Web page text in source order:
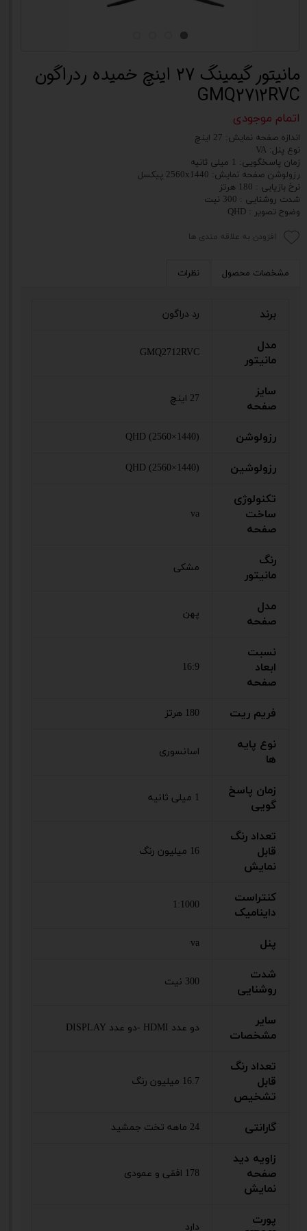
مانیتور گیمینگ 27 اینچ خمیده ردراگون
GMQ2712RVC
اتمام موجودی
اندازه صفحه نمایش: 27 اینچ
نوع پنل: VA
زمان پاسخگویی: 1 میلی ثانیه
رزولوشن صفحه نمایش: 2560x1440 پیکسل
نرخ بازیابی : 180 هرتز
شدت روشنایی : 300 نیت
وضوح تصویر : QHD
افزودن به علاقه مندی ها
مشخصات محصول نظرات
برند رد دراگون
مدل
مانیتور
GMQ2712RVC
سایز
صفحه
27 اینچ
رزولوشن QHD (2560×1440)
رزولوشین QHD (2560×1440)
تکنولوژی
ساخت
صفحه
va
رنگ
مانیتور
مشکی
مدل
صفحه
پهن
نسبت
ابعاد
صفحه
16:9
فریم ریت 180 هرتز
نوع پایه
ها
اسانسوری
زمان پاسخ
گویی
1 میلی ثانیه
تعداد رنگ
قابل
نمایش
16 میلیون رنگ
کنتراست
داینامیک
1:1000
پنل va
شدت
روشنایی
300 نیت
سایر
مشخصات
دو عدد HDMI -دو عدد DISPLAY
تعداد رنگ
قابل
تشخیص
16.7 میلیون رنگ
گارانتی 24 ماهه تخت جمشید
زاویه دید
صفحه
نمایش
178 افقی و عمودی
پورت
دارد